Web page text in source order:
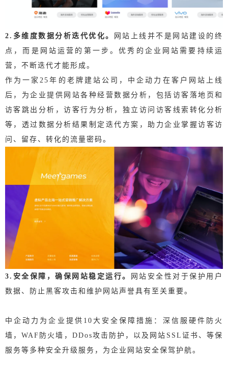
2.多维度数据分析迭代优化。
网站上线并不是网站建设的终
点，而是网站运营的第一步。优秀的企业网站需要持续运
营，不断迭代才能形成。
作为一家25年的老牌建站公司，中企动力在客户网站上线
后，为企业提供网站各种经营数据分析，包括访客落地页和
访客跳出分析，访客行为分析，独立访问访客线索转化分析
等，透过数据分析结果制定迭代方案，助力企业掌握访客访
问、留存、转化的流量密码。
3.安全保障，确保网站稳定运行。
网站安全性对于保护用户
数据、防止黑客攻击和维护网站声誉具有至关重要。
中企动力为企业提供10大安全保障措施： 深信服硬件防火
墙，WAF防火墙，DDos攻击防护，以及网站SSL证书、等保
服务等多种安全升级服务，为企业网站安全保驾护航。